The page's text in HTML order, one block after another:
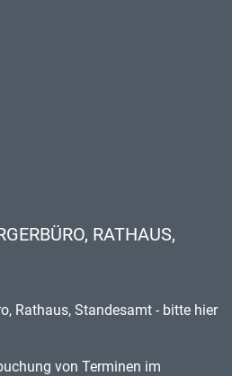
RATHAUS,
Rathaus, Standesamt - bitte hier
von Terminen im